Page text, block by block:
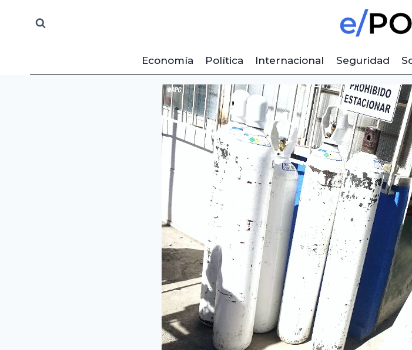
Economía
Política Internacional Seguridad